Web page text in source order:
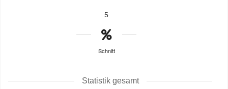
5
Schnitt
Statistik gesamt